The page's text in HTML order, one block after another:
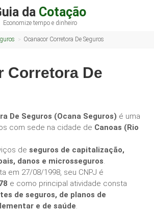
da Cotação
Economize tempo e dinheiro
Ocanacor Corretora De Seguros
Corretora De
De Seguros (Ocana Seguros) é uma
com sede na cidade de Canoas (Rio
de seguros de capitalização,
danos e microsseguros.
em 27/08/1998, seu CNPJ é
e como principal atividade consta
de seguros, de planos de
e de saúde.